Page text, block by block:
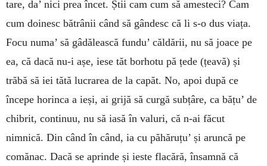
tare, da’ nici prea încet. Știi cam cum să amesteci? Cam
cum doinesc bătrânii când să gândesc că li s-o dus viața.
Focu numa’ să gâdălească fundu’ căldării, nu să joace pe
ea, că dacă nu-i așe, iese tăt borhotu pă țede (țeavă) și
trăbă să iei tătă lucrarea de la capăt. No, apoi după ce
începe horinca a ieși, ai grijă să curgă subțâre, ca bățu’ de
chibrit, continuu, nu să iasă în valuri, că n-ai făcut
nimnică. Din când în când, ia cu păhăruțu’ și aruncă pe
comănac. Dacă se aprinde și ieste flacără, însamnă că